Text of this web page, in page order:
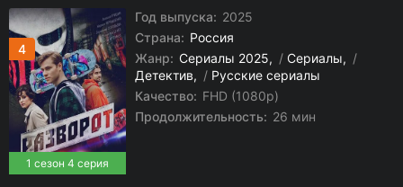
4
1 сезон 4 серия
Год выпуска: 2025
Страна: Россия
Жанр: Сериалы 2025 / Сериалы
/
Детектив
/ Русские сериалы
Качество: FHD (1080p)
Продолжительность: 26 мин